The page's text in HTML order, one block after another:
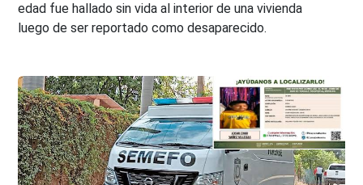
edad fue hallado sin vida al interior de una vivienda
luego de ser reportado como desaparecido.